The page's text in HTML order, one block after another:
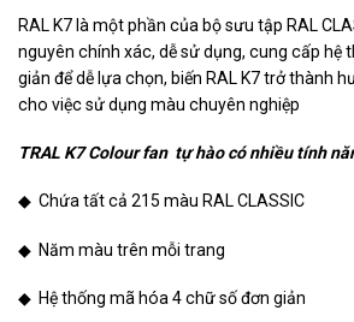
RAL K7 là một phần của bộ sưu tập RAL
nguyên chính xác, dễ sử dụng, cung cấp hệ
giản để dễ lựa chọn, biến RAL K7 trở thành
cho việc sử dụng màu chuyên nghiệp
TRAL K7 Colour fan tự hào có nhiều tính
◆ Chứa tất cả 215 màu RAL CLASSIC
◆ Năm màu trên mỗi trang
◆ Hệ thống mã hóa 4 chữ số đơn giản